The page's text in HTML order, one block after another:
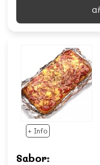
+ Info
Sabor: